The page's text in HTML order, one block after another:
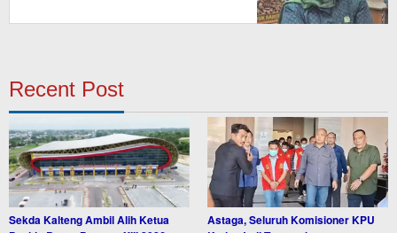
Recent Post
Sekda Kalteng Ambil Alih Ketua
Astaga, Seluruh Komisioner KPU